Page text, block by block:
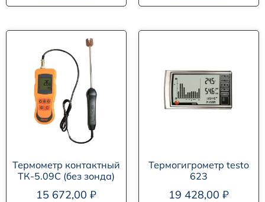
Термометр контактный
ТК-5.09C (без зонда)
15 672,00 ₽
Термогигрометр testo
623
19 428,00 ₽